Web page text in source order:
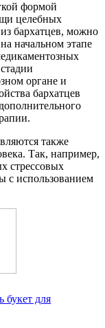
формой
целебных
бархатцев, можно
начальном этапе
органе и
бархатцев
также
Так, например,
стрессовых
с использованием
букет для